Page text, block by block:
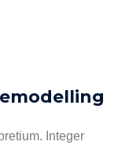
Integer